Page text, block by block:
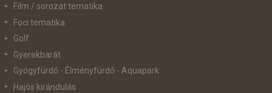
Film / sorozat tematika
Foci tematika
Golf
Gyerekbarát
Gyógyfürdő - Élményfürdő - Aquapark
Hajós kirándulás